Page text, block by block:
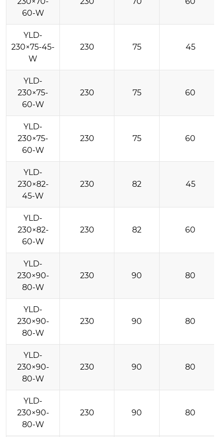
60-W
YLD-
230×75-45-
W
230 75 45
YLD-
230×75-
60-W
230 75 60
YLD-
230×75-
60-W
230 75 60
YLD-
230×82-
45-W
230 82 45
YLD-
230×82-
60-W
230 82 60
YLD-
230×90-
80-W
230 90 80
YLD-
230×90-
80-W
230 90 80
YLD-
230×90-
80-W
230 90 80
YLD-
230×90-
80-W
230 90 80